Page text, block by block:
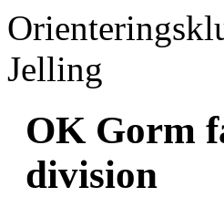
Jelling
OK Gorm
division